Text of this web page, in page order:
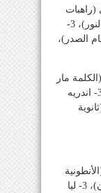
شيري (راهبات
مرجعيون)، 2- رين الحسن (شاريتيه دار النور)، 3-
الصدر)،
الكجك (الكلمة مار
شربل)، 2- رين الخطيب (برجا مودرن)، 3- اندريه
(ثانوية
السبع (الأنطونية
الحدث)، 2- بيرلا شيري (راهبات مرجعيون)، 3- ليا